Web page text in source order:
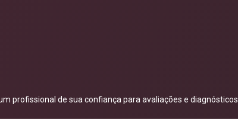
profissional de sua confiança para avaliações e diagnósticos.